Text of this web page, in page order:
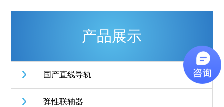
产品展示
国产直线导轨
弹性联轴器